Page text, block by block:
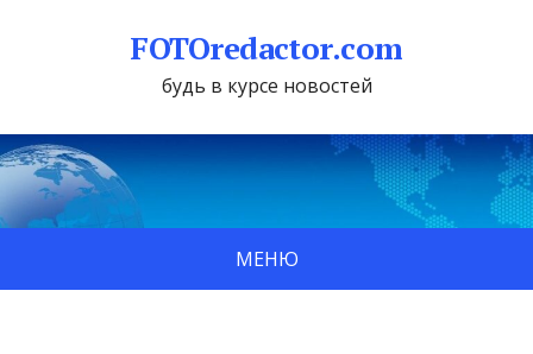
FOTOredactor.com
будь в курсе новостей
МЕНЮ